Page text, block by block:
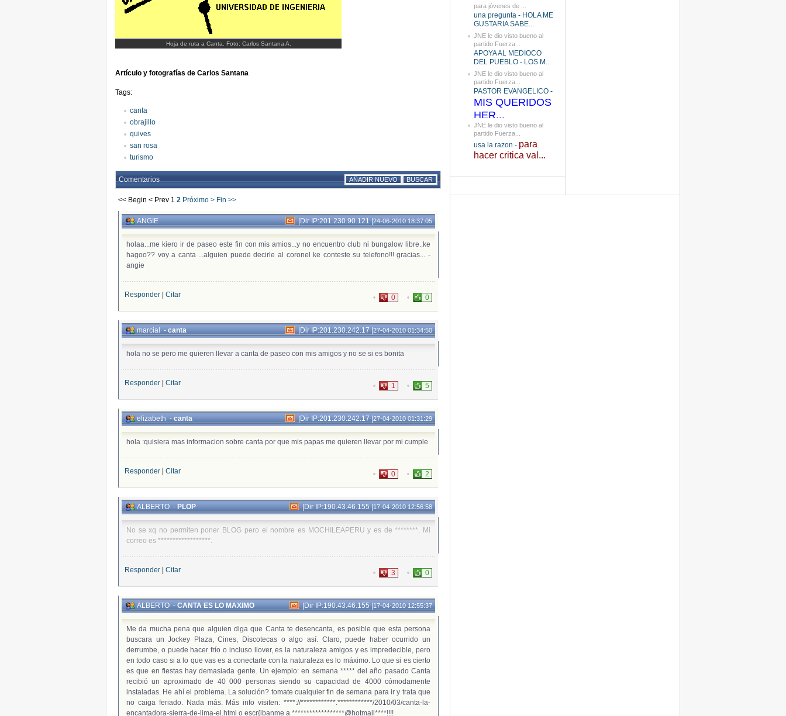
Hoja de ruta a Canta. Foto: Carlos Santana A.
Artículo y fotografías de Carlos Santana
Tags:
canta
obrajillo
quives
san rosa
turismo
Comentarios AÑADIR NUEVO BUSCAR
<< Begin < Prev 1 2 Próximo > Fin >>
ANGIE |Dir IP:201.230.90.121|24-06-2010 18:37:05
holaa...me kiero ir de paseo este fin con mis amios...y no encuentro club ni bungalow libre..ke
hagoo?? voy a canta ...alguien puede decirle al coronel ke conteste su telefono!!! gracias... -
angie
Responder Citar 0
0
marcial-canta |Dir IP:201.230.242.17|27-04-2010 01:34:50
hola no se pero me quieren llevar a canta de paseo con mis amigos y no se si es bonita
Responder Citar 5
1
elizabeth-canta |Dir IP:201.230.242.17|27-04-2010 01:31:29
hola :quisiera mas informacion sobre canta por que mis papas me quieren llevar por mi cumple
Responder Citar 2
0
ALBERTO-PLOP |Dir IP:190.43.46.155|17-04-2010 12:56:58
No se xq no permiten poner BLOG pero el nombre es MOCHILEAPERU y es de ********. Mi
correo es ******************.
Responder Citar 0
3
ALBERTO-CANTA ES LO MAXIMO |Dir IP:190.43.46.155|17-04-2010 12:55:37
Me da mucha pena que alguien diga que Canta te desencanta, es posible que esta persona
buscara un Jockey Plaza, Cines, Discotecas o algo así. Claro, puede haber ocurrido un
derrumbe, o puede hacer frío o incluso llover, es la naturaleza amigos y es impredecible, pero
en todo caso si a lo que vas es a conectarte con la naturaleza es lo máximo. Lo que si es cierto
es que en fiestas hay demasiada gente. Un ejemplo: en semana ***** del año pasado Canta
recibió un aproximado de 40 000 personas siendo su capacidad de 4000 cómodamente
instaladas. He ahí el problema. La solución? tomate cualquier fin de semana para ir y trata que
no caiga feriado. Nada más. Más info visiten: ****://************.************/2010/03/canta-la-
encantadora-sierra-de-lima-el.html o escr{ibanme a ******************@hotmail****!!!!
para jóvenes de ...
una pregunta - HOLA ME
GUSTARIA SABE...
JNE le dio visto bueno al
partido Fuerza...
APOYA AL MEDIOCO
DEL PUEBLO - LOS M...
JNE le dio visto bueno al
partido Fuerza...
PASTOR EVANGELICO -
MIS QUERIDOS
HER...
JNE le dio visto bueno al
partido Fuerza...
usa la razon - para
hacer critica val...